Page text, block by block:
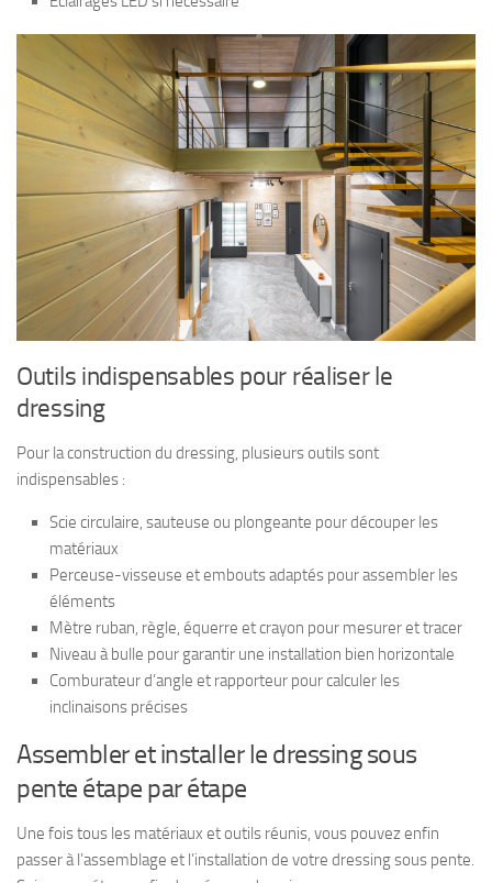
Outils indispensables pour réaliser le
dressing
Pour la construction du dressing, plusieurs outils sont
indispensables :
Scie circulaire, sauteuse ou plongeante pour découper les
matériaux
Perceuse-visseuse et embouts adaptés pour assembler les
éléments
Mètre ruban, règle, équerre et crayon pour mesurer et tracer
Niveau à bulle pour garantir une installation bien horizontale
Comburateur d’angle et rapporteur pour calculer les
inclinaisons précises
Assembler et installer le dressing sous
pente étape par étape
Une fois tous les matériaux et outils réunis, vous pouvez enfin
passer à l’assemblage et l’installation de votre dressing sous pente.